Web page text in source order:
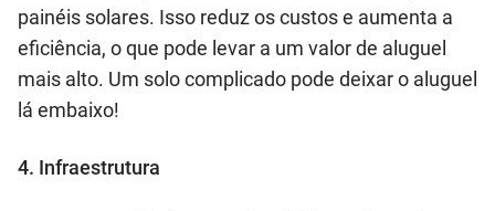
painéis solares. Isso reduz os custos e aumenta a
eficiência, o que pode levar a um valor de aluguel
mais alto. Um solo complicado pode deixar o aluguel
lá embaixo!
4. Infraestrutura